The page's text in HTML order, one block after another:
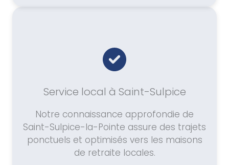
Service local à Saint-Sulpice
Notre connaissance approfondie de
Saint-Sulpice-la-Pointe assure des trajets
ponctuels et optimisés vers les maisons
de retraite locales.